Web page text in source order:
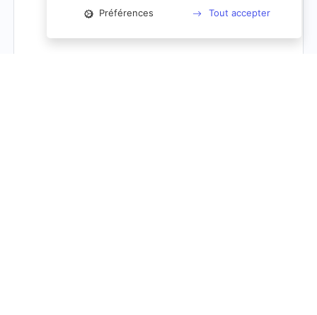
Préférences Tout accepter